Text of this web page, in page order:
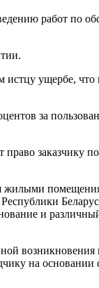
работ по
истцу ущербе,
за
заказчику
жилыми
и
на